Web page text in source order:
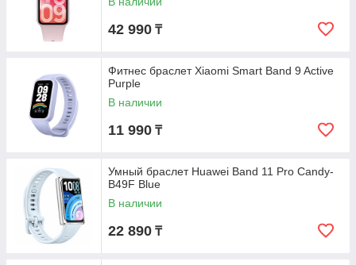
42 990 ₸
Фитнес браслет Xiaomi Smart Band 9 Active
Purple
В наличии
11 990 ₸
Умный браслет Huawei Band 11 Pro Candy-
B49F Blue
В наличии
22 890 ₸